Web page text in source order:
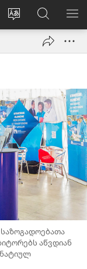
ვებსაიტის
შეცვლა
შესვლა
(გაიხსნება
ფანჯარა)
ძებნა
JW.ORG
აწვდიან